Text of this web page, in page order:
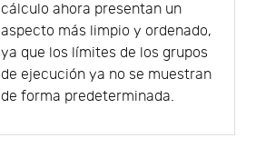
cálculo ahora presentan un
aspecto más limpio y ordenado,
ya que los límites de los grupos
de ejecución ya no se muestran
de forma predeterminada.